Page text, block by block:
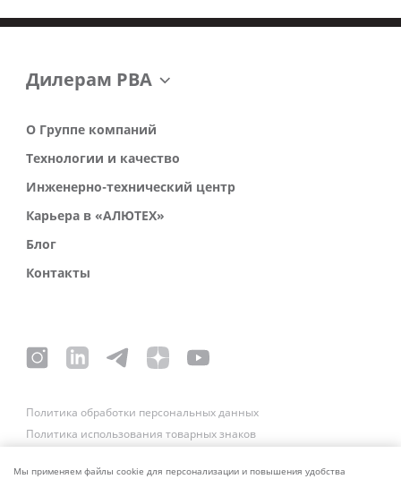
Дилерам РВА
О Группе компаний
Технологии и качество
Инженерно-технический центр
Карьера в «АЛЮТЕХ»
Блог
Контакты
Политика обработки персональных данных
Политика использования товарных знаков
Мы применяем файлы cookie для персонализации и повышения удобства